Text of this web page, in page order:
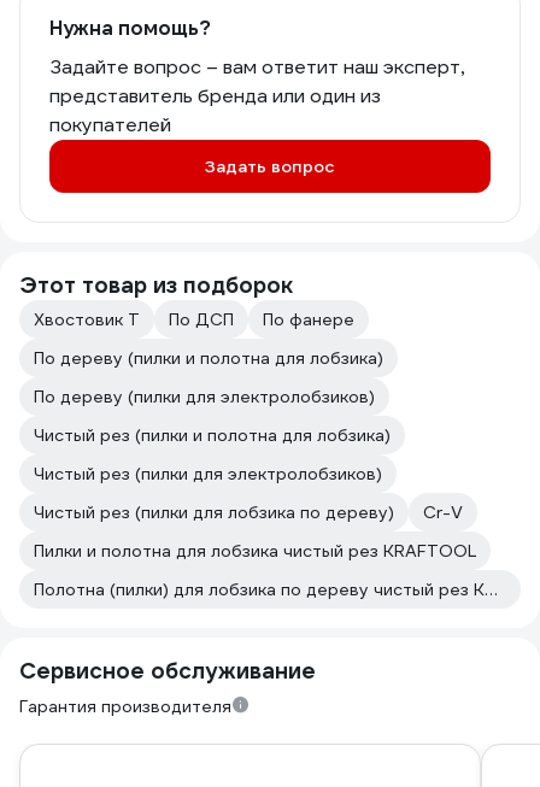
Нужна помощь?
Задайте вопрос – вам ответит наш эксперт,
представитель бренда или один из
покупателей
Задать вопрос
Этот товар из подборок
Хвостовик Т По ДСП
По фанере
По дереву (пилки и полотна для лобзика)
По дереву (пилки для электролобзиков)
Чистый рез (пилки и полотна для лобзика)
Чистый рез (пилки для электролобзиков)
Чистый рез (пилки для лобзика по дереву)
Cr-V
Пилки и полотна для лобзика чистый рез KRAFTOOL
Полотна (пилки) для лобзика по дереву чистый рез KRAFTOOL
Сервисное обслуживание
Гарантия производителя